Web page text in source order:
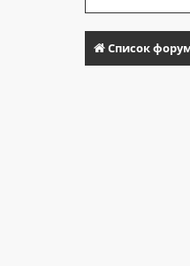
Список